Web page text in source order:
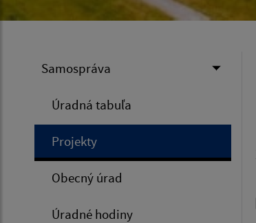
Samospráva
Úradná tabuľa
Projekty
Obecný úrad
Úradné hodiny